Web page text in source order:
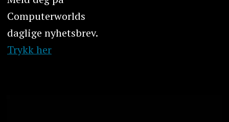
Computerworlds
daglige nyhetsbrev.
Trykk her